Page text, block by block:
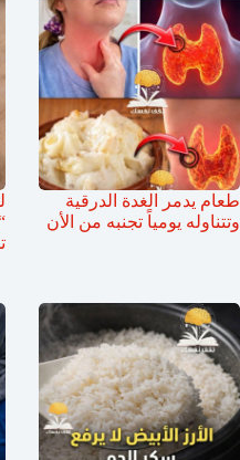
طعام يدمر الغدة الدرقية
وتتناوله يومياً تجنبه من الأن